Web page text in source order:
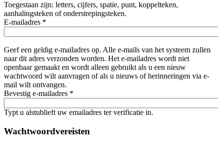
Toegestaan zijn: letters, cijfers, spatie, punt, koppelteken,
aanhalingsteken of onderstrepingsteken.
E-mailadres *
Geef een geldig e-mailadres op. Alle e-mails van het systeem zullen
naar dit adres verzonden worden. Het e-mailadres wordt niet
openbaar gemaakt en wordt alleen gebruikt als u een nieuw
wachtwoord wilt aanvragen of als u nieuws of herinneringen via e-
mail wilt ontvangen.
Bevestig e-mailadres *
Typt u alstublieft uw emailadres ter verificatie in.
Wachtwoordvereisten